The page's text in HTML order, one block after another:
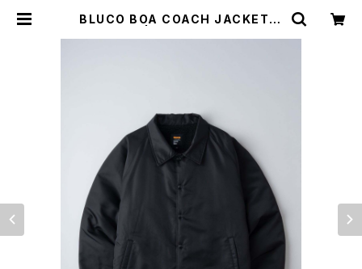
BLUCO BOA COACH JACKET B